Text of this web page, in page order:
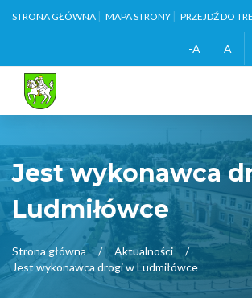
STRONA GŁÓWNA MAPA STRONY PRZEJDŹ DO
-A A
Jest wykonawca
Ludmiłówce
Strona główna
Aktualności
Jest wykonawca drogi w Ludmiłówce